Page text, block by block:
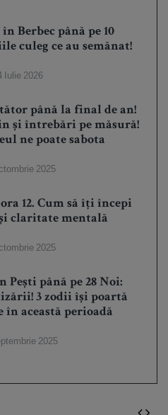
Berbec până pe 10
culeg ce au semănat!
Iulie 2026
până la final de an!
și întrebări pe măsură!
ne poate sabota
2025
12. Cum să îți începi
claritate mentală
2025
până pe 28 Noi:
3 zodii își poartă
această perioadă
2025